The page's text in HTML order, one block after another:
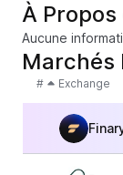
À
Aucune
Marchés
# Exchange